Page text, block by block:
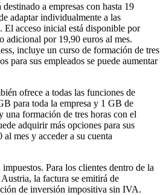
destinado a empresas con hasta 19
adaptar individualmente a las
El acceso inicial está disponible por
adicional por 19,90 euros al mes.
incluye un curso de formación de tres
para sus empleados se puede aumentar
ofrece a todas las funciones de
para toda la empresa y 1 GB de
una formación de tres horas con el
adquirir más opciones para sus
mes y acceder a su cuenta
Para los clientes dentro de la
la factura se emitirá de
de inversión impositiva sin IVA.